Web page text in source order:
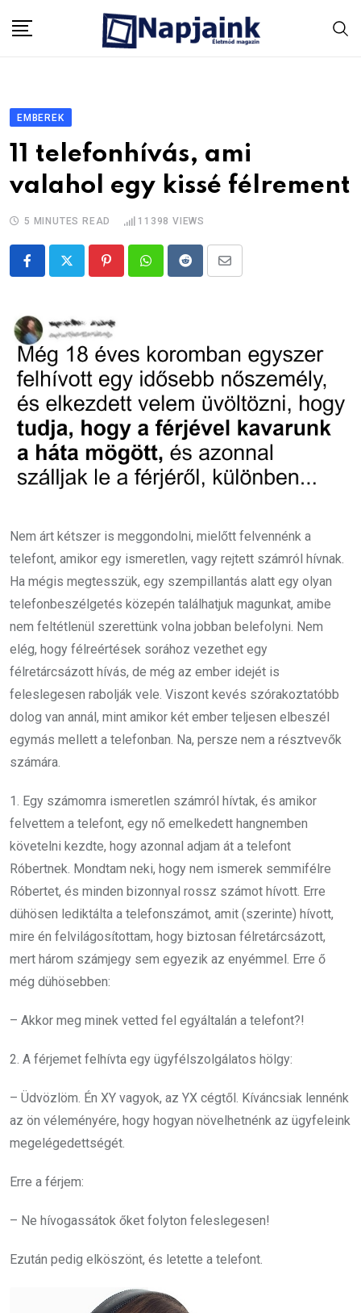
EMBEREK
11 telefonhívás, ami
valahol egy kissé félrement
5 MINUTES READ 11398 VIEWS
PinterestWhatsappRedditShare
Nem árt kétszer is meggondolni, mielőtt felvennénk a
telefont, amikor egy ismeretlen, vagy rejtett számról hívnak.
Ha mégis megtesszük, egy szempillantás alatt egy olyan
telefonbeszélgetés közepén találhatjuk magunkat, amibe
nem feltétlenül szerettünk volna jobban belefolyni. Nem
elég, hogy félreértések sorához vezethet egy
félretárcsázott hívás, de még az ember idejét is
feleslegesen rabolják vele. Viszont kevés szórakoztatóbb
dolog van annál, mint amikor két ember teljesen elbeszél
egymás mellett a telefonban. Na, persze nem a résztvevők
számára.
1. Egy számomra ismeretlen számról hívtak, és amikor
felvettem a telefont, egy nő emelkedett hangnemben
követelni kezdte, hogy azonnal adjam át a telefont
Róbertnek. Mondtam neki, hogy nem ismerek semmifélre
Róbertet, és minden bizonnyal rossz számot hívott. Erre
dühösen lediktálta a telefonszámot, amit (szerinte) hívott,
mire én felvilágosítottam, hogy biztosan félretárcsázott,
mert három számjegy sem egyezik az enyémmel. Erre ő
még dühösebben:
– Akkor meg minek vetted fel egyáltalán a telefont?!
2. A férjemet felhívta egy ügyfélszolgálatos hölgy:
– Üdvözlöm. Én XY vagyok, az YX cégtől. Kíváncsiak lennénk
az ön véleményére, hogy hogyan növelhetnénk az ügyfeleink
megelégedettségét.
Erre a férjem:
– Ne hívogassátok őket folyton feleslegesen!
Ezután pedig elköszönt, és letette a telefont.